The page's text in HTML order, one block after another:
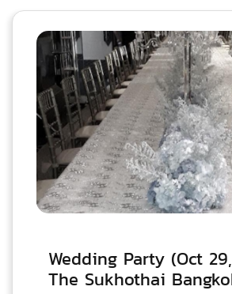
Wedding Party (Oct
The Sukhothai